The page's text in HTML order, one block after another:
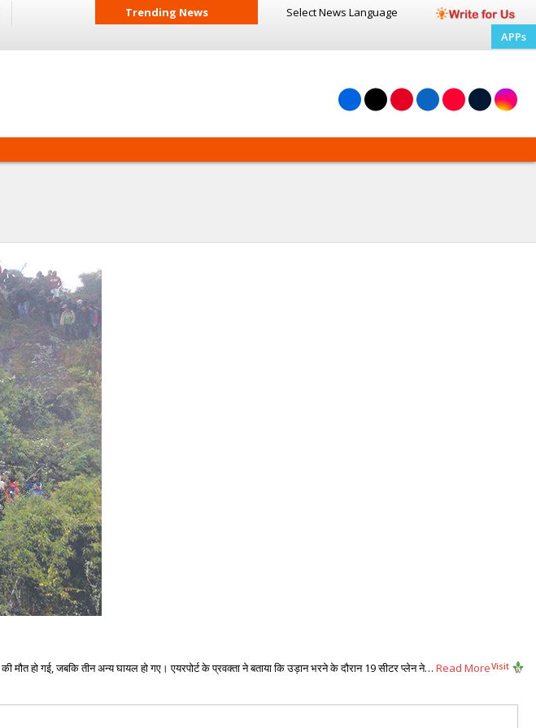
Trending News Select News Language
APPs
हो गई, जबकि तीन अन्य घायल हो गए। एयरपोर्ट के प्रवक्ता ने बताया कि उड़ान भरने के दौरान 19 सीटर प्लेन ने… Read MoreVisit